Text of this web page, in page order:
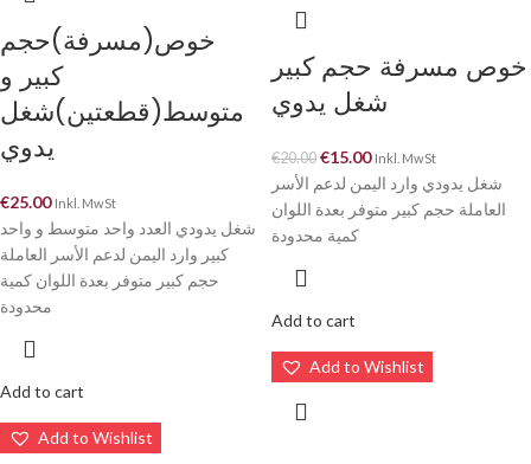
خوص(مسرفة)حجم
كبير و
متوسط(قطعتين)شغل
يدوي
€25.00 Inkl. MwSt
شغل يدودي العدد واحد متوسط و واحد
كبير وارد اليمن لدعم الأسر العاملة
حجم كبير متوفر بعدة اللوان كمية
محدودة
Add to cart
Add to Wishlist
خوص مسرفة حجم كبير
شغل يدوي
€20.00 €15.00 Inkl. MwSt
شغل يدودي وارد اليمن لدعم الأسر
العاملة حجم كبير متوفر بعدة اللوان
كمية محدودة
Add to cart
Add to Wishlist